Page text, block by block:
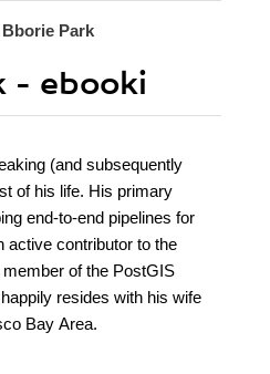
Bborie Park
- ebooki
(and subsequently
of his life. His primary
end-to-end pipelines for
active contributor to the
of the PostGIS
resides with his wife
Bay Area.